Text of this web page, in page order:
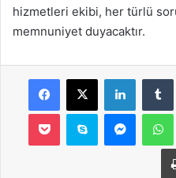
hizmetleri ekibi, her türlü
memnuniyet duyacaktır.
Facebook
X LinkedIn
Pocket Skype